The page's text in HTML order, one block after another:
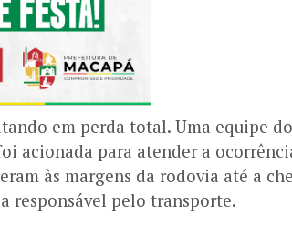
em perda total. Uma equipe
acionada para atender a
às margens da rodovia até a
responsável pelo transporte.